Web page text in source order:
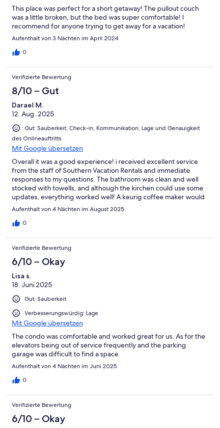
This place was perfect for a short getaway! The pullout couch
was a little broken, but the bed was super comfortable! I
recommend for anyone trying to get away for a vacation!
Aufenthalt von 3 Nächten im April 2024
0
Verifizierte Bewertung
8/10 – Gut
Darael M.
12. Aug. 2025
Gut: Sauberkeit, Check-in, Kommunikation, Lage und Genauigkeit
des Onlineauftritts
Mit Google übersetzen
Overall it was a good experience! i received excellent service
from the staff of Southern Vacation Rentals and immediate
responses to my questions. The bathroom was clean and well
stocked with towells, and although the kirchen could use some
updates, everything worked well! A keurig coffee maker would
be a good addition.
Aufenthalt von 4 Nächten im August 2025
0
Verifizierte Bewertung
6/10 – Okay
Lisa s.
18. Juni 2025
Gut: Sauberkeit
Verbesserungswürdig: Lage
Mit Google übersetzen
The condo was comfortable and worked great for us. As for the
elevators being out of service frequently and the parking
garage was difficult to find a space
Aufenthalt von 4 Nächten im Juni 2025
0
Verifizierte Bewertung
6/10 – Okay